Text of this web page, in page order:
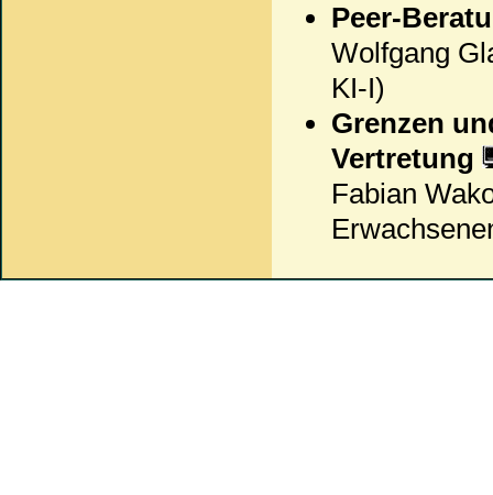
Peer-
Wolfgang
KI-I)
Grenzen
Vertretung
Fabian